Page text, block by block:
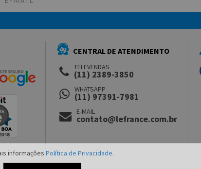
informações Política de Privacidade.
CENTRAL DE ATENDIMENTO
TELEVENDAS
(11) 2389-3850
WHATSAPP
(11) 97391-7981
E-MAIL
contato@lefrance.com.br